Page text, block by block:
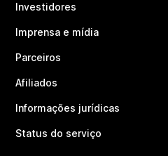
Investidores
Imprensa e mídia
Parceiros
Afiliados
Informações jurídicas
Status do serviço